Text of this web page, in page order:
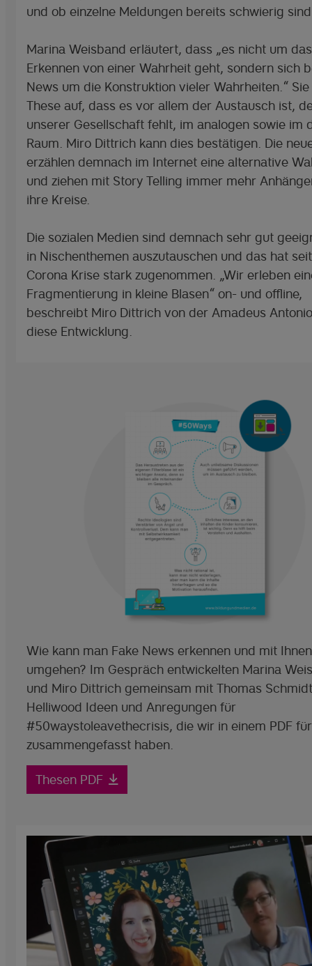
und ob einzelne Meldungen bereits schwierig
Marina Weisband erläutert, dass „es nicht um das
Erkennen von einer Wahrheit geht, sondern sich
News um die Konstruktion vieler Wahrheiten.“
These auf, dass es vor allem der Austausch ist,
unserer Gesellschaft fehlt, im analogen sowie im
Raum. Miro Dittrich kann dies bestätigen. Die
erzählen demnach im Internet eine alternative
und ziehen mit Story Telling immer mehr
ihre Kreise.
Die sozialen Medien sind demnach sehr gut
in Nischenthemen auszutauschen und das hat
Corona Krise stark zugenommen. „Wir erleben
Fragmentierung in kleine Blasen“ on- und offline,
beschreibt Miro Dittrich von der Amadeus
diese Entwicklung.
Wie kann man Fake News erkennen und mit Ihnen
umgehen? Im Gespräch entwickelten Marina
und Miro Dittrich gemeinsam mit Thomas
Helliwood Ideen und Anregungen für
#50waystoleavethecrisis, die wir in einem PDF
zusammengefasst haben.
Thesen PDF